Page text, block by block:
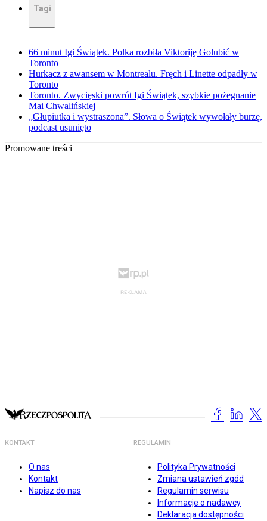
Tagi
66 minut Igi Świątek. Polka rozbiła Viktoriję Golubić w
Toronto
Hurkacz z awansem w Montrealu. Fręch i Linette odpadły w
Toronto
Toronto. Zwycięski powrót Igi Świątek, szybkie pożegnanie
Mai Chwalińskiej
„Głupiutka i wystraszona”. Słowa o Świątek wywołały burzę,
podcast usunięto
Promowane treści
KONTAKT
O nas
Kontakt
Napisz do nas
REGULAMIN
Polityka Prywatności
Zmiana ustawień zgód
Regulamin serwisu
Informacje o nadawcy
Deklaracja dostępności